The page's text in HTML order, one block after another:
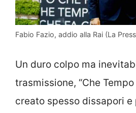
Fabio Fazio, addio alla Rai (La
Un duro colpo ma
trasmissione, “Che Tempo
creato spesso dissapori e